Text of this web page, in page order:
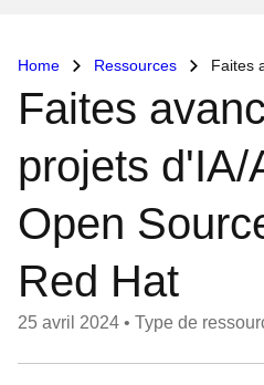
Home Ressources Faites
Faites
projets d'IA/
Open
Red Hat
25 avril 2024 • Type de